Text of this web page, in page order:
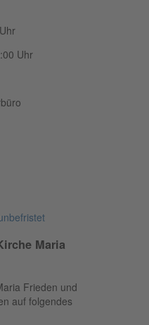
Uhr
Maria
Frieden und
auf folgendes